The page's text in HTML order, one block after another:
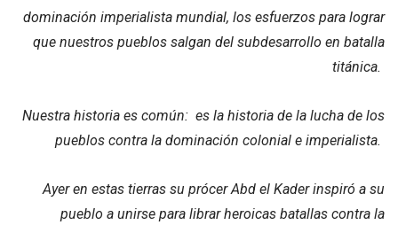
dominación imperialista mundial, los esfuerzos para lograr
que nuestros pueblos salgan del subdesarrollo en batalla
titánica.
Nuestra historia es común: es la historia de la lucha de los
pueblos contra la dominación colonial e imperialista.
Ayer en estas tierras su prócer Abd el Kader inspiró a su
pueblo a unirse para librar heroicas batallas contra la